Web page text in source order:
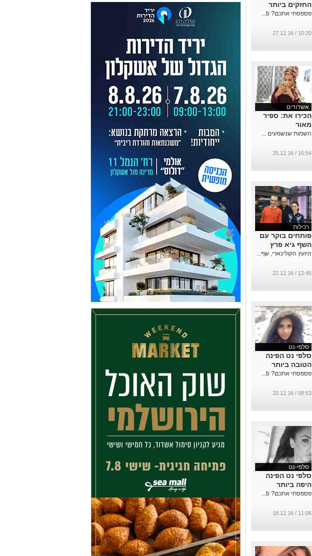
החזקים ביותר
פספסתי אתכם? b...
10:20 / 27.12.16
אשדודים
הכירו את: ספיר
מאור
השמות שנשמעים ...
16:54 / 25.12.16
רכילות
פותחים בוקר עם
השף גיא פרץ
​היועץ הקולינארי​, שף...
12:45 / 22.12.16
סלפי-נט
סלפי נט הפינה
הטובה ביותר
פספסתי אתכם? b...
08:53 / 20.12.16
סלפי-נט
סלפי נט הפינה
היפה ביותר
פספסתי אתכם? b...
11:06 / 18.12.16